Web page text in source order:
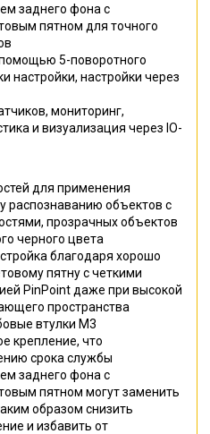
заднего фона c
пятном для точного
5-поворотного
настройки, настройки через
мониторинг,
и визуализация через IO-
для применения
распознаванию объектов с
прозрачных объектов
черного цвета
благодаря хорошо
пятну с четкими
PinPoint даже при высокой
пространства
втулки M3
крепление, что
срока службы
заднего фона с
пятном могут заменить
образом снизить
и избавить от